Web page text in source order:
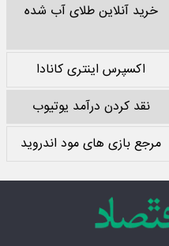
خرید آنلاین طلای آب شده
اکسپرس اینتری کانادا
نقد کردن درآمد یوتیوب
مرجع بازی های مود اندروید